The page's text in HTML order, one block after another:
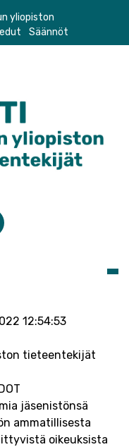
yliopiston
Säännöt
12:54:53
tieteentekijät
jäsenistönsä
ammatillisesta
oikeuksista